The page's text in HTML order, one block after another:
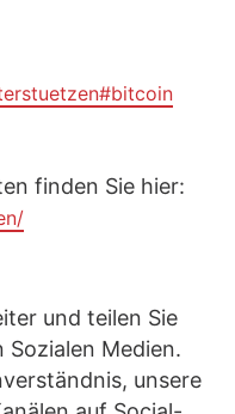
finden Sie hier:
und teilen Sie
Sozialen Medien.
unsere